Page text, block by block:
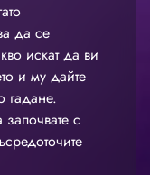
да се
искат да ви
и му дайте
гадане.
с